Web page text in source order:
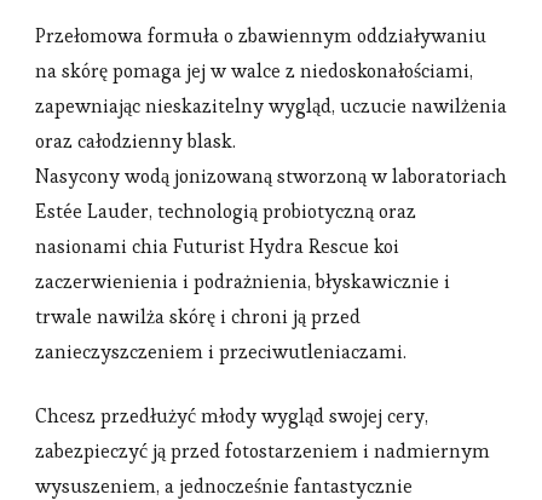
Przełomowa formuła o zbawiennym oddziaływaniu
na skórę pomaga jej w walce z niedoskonałościami,
zapewniając nieskazitelny wygląd, uczucie nawilżenia
oraz całodzienny blask.
Nasycony wodą jonizowaną stworzoną w laboratoriach
Estée Lauder, technologią probiotyczną oraz
nasionami chia Futurist Hydra Rescue koi
zaczerwienienia i podrażnienia, błyskawicznie i
trwale nawilża skórę i chroni ją przed
zanieczyszczeniem i przeciwutleniaczami.
Chcesz przedłużyć młody wygląd swojej cery,
zabezpieczyć ją przed fotostarzeniem i nadmiernym
wysuszeniem, a jednocześnie fantastycznie